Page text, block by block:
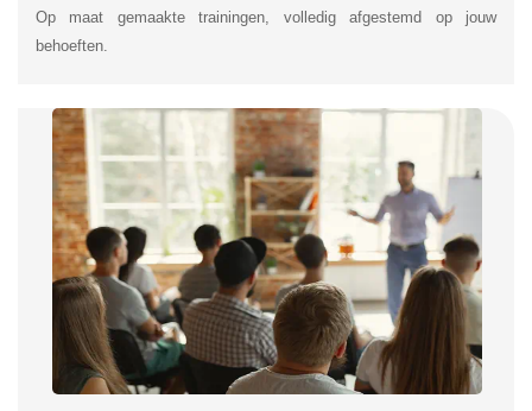
Op maat gemaakte trainingen, volledig afgestemd op jouw
behoeften.